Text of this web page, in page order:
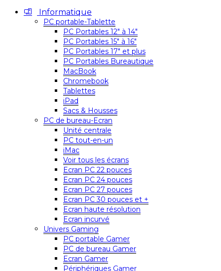
Informatique
PC portable-Tablette
PC Portables 12″ à 14″
PC Portables 15″ à 16″
PC Portables 17″ et plus
PC Portables Bureautique
MacBook
Chromebook
Tablettes
iPad
Sacs & Housses
PC de bureau-Ecran
Unité centrale
PC tout-en-un
iMac
Voir tous les écrans
Ecran PC 22 pouces
Ecran PC 24 pouces
Ecran PC 27 pouces
Ecran PC 30 pouces et +
Ecran haute résolution
Ecran incurvé
Univers Gaming
PC portable Gamer
PC de bureau Gamer
Ecran Gamer
Périphériques Gamer